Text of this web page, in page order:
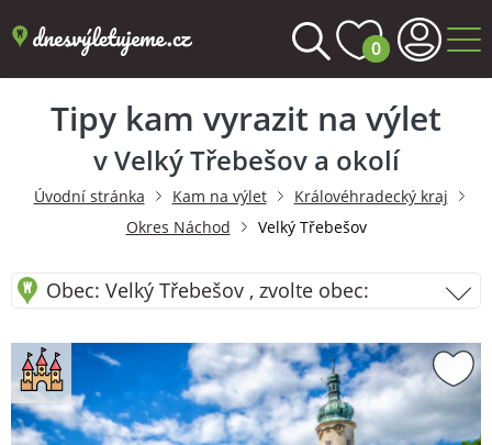
0
Tipy kam vyrazit na výlet
v Velký Třebešov a okolí
Úvodní stránka Kam na výlet
Královéhradecký kraj
Okres Náchod
Velký Třebešov
Obec: Velký Třebešov , zvolte obec: